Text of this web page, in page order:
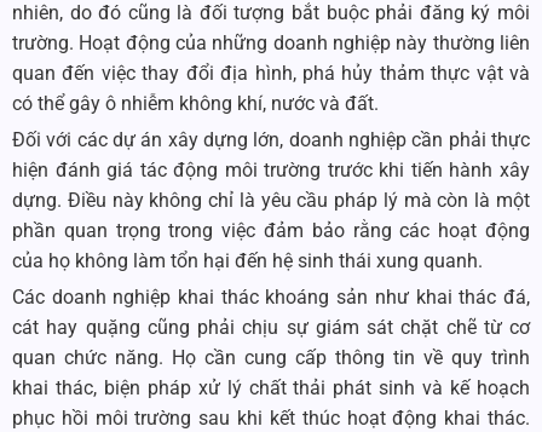
nhiên, do đó cũng là đối tượng bắt buộc phải đăng ký môi
trường. Hoạt động của những doanh nghiệp này thường liên
quan đến việc thay đổi địa hình, phá hủy thảm thực vật và
có thể gây ô nhiễm không khí, nước và đất.
Đối với các dự án xây dựng lớn, doanh nghiệp cần phải thực
hiện đánh giá tác động môi trường trước khi tiến hành xây
dựng. Điều này không chỉ là yêu cầu pháp lý mà còn là một
phần quan trọng trong việc đảm bảo rằng các hoạt động
của họ không làm tổn hại đến hệ sinh thái xung quanh.
Các doanh nghiệp khai thác khoáng sản như khai thác đá,
cát hay quặng cũng phải chịu sự giám sát chặt chẽ từ cơ
quan chức năng. Họ cần cung cấp thông tin về quy trình
khai thác, biện pháp xử lý chất thải phát sinh và kế hoạch
phục hồi môi trường sau khi kết thúc hoạt động khai thác.